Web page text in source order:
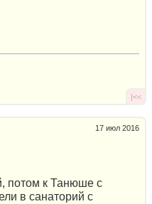
|<<
17 июл 2016
потом к Танюше с
в санаторий с